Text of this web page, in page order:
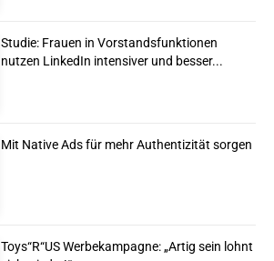
Studie: Frauen in Vorstandsfunktionen
nutzen LinkedIn intensiver und besser...
Mit Native Ads für mehr Authentizität sorgen
Toys“R“US Werbekampagne: „Artig sein lohnt